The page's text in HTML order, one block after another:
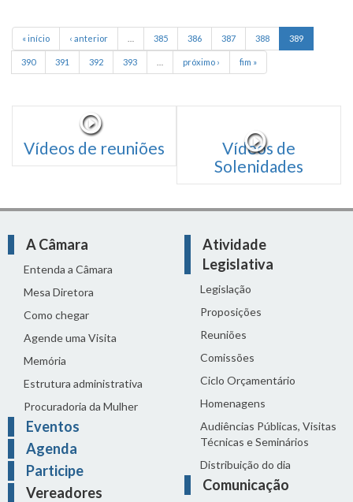
« início ‹ anterior 385 386 387 388 389
390 391 392 393 próximo › fim »
Vídeos de reuniões
Vídeos de
Solenidades
A Câmara
Entenda a Câmara
Mesa Diretora
Como chegar
Agende uma Visita
Memória
Estrutura administrativa
Procuradoria da Mulher
Eventos
Agenda
Participe
Vereadores
Atividade
Legislativa
Legislação
Proposições
Reuniões
Comissões
Ciclo Orçamentário
Homenagens
Audiências Públicas, Visitas
Técnicas e Seminários
Distribuição do dia
Comunicação